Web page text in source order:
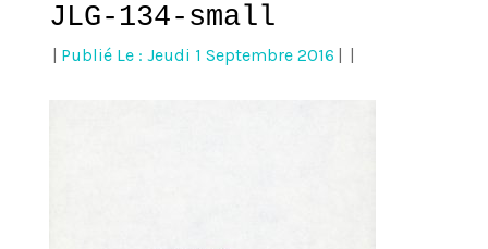
JLG-134-small
Publié Le : Jeudi 1 Septembre 2016